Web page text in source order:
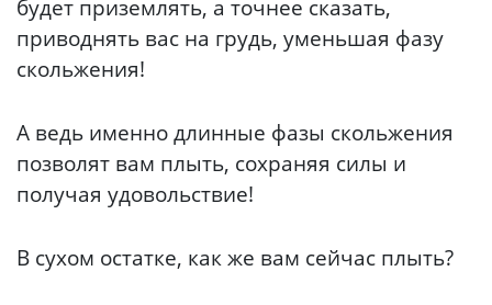
будет приземлять, а точнее сказать,
приводнять вас на грудь, уменьшая фазу
скольжения!
А ведь именно длинные фазы скольжения
позволят вам плыть, сохраняя силы и
получая удовольствие!
В сухом остатке, как же вам сейчас плыть?